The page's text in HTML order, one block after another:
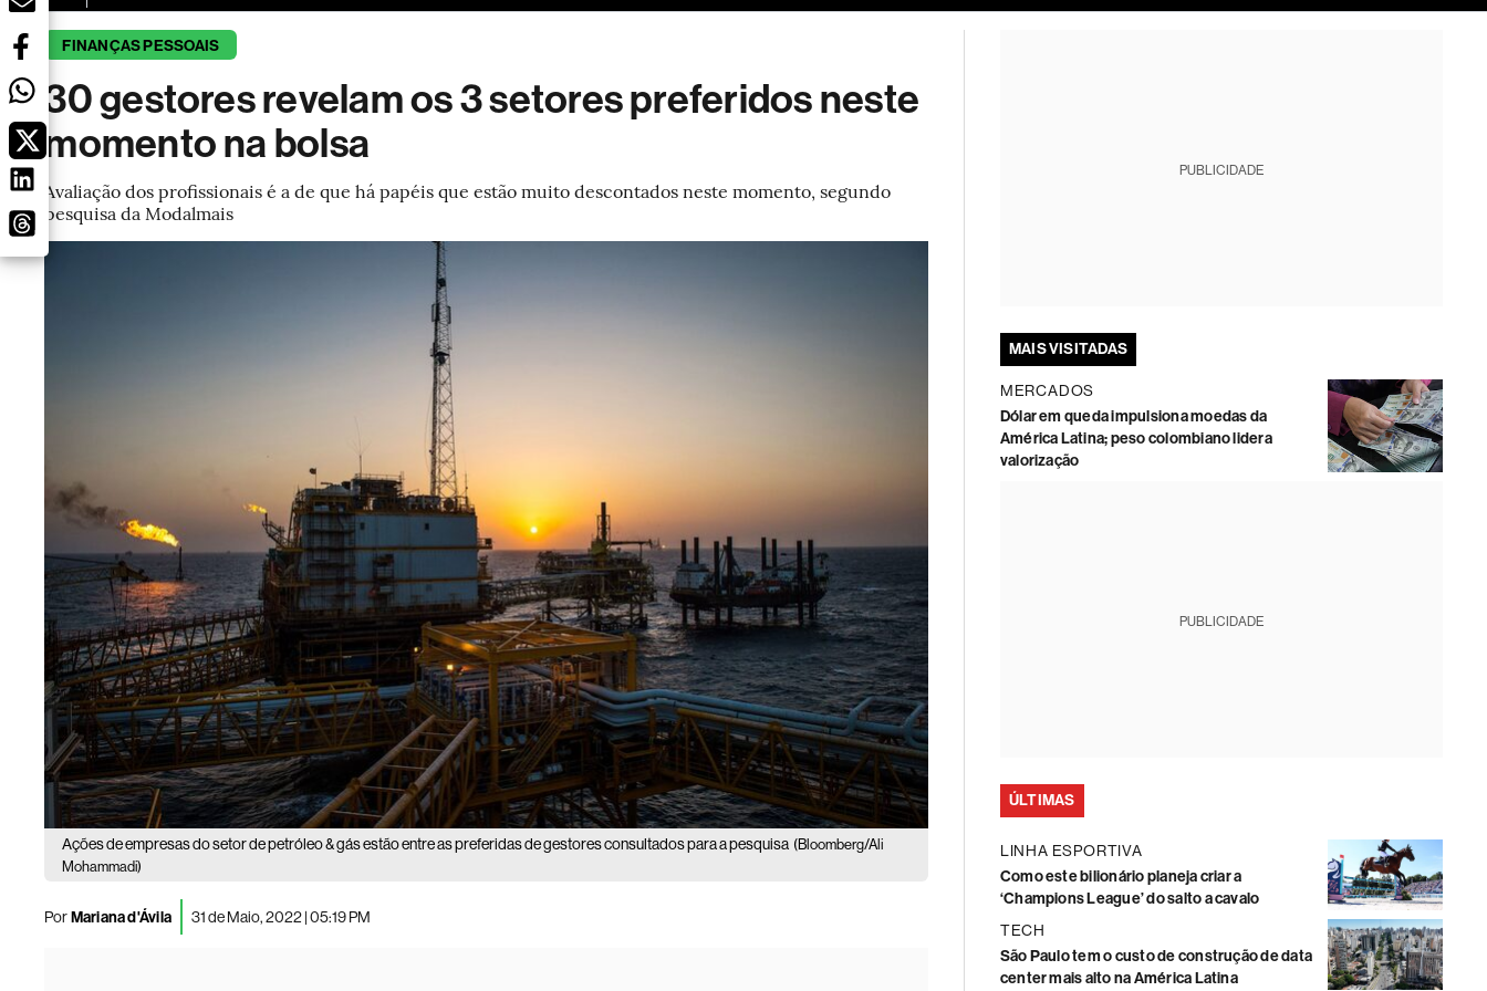
FINANÇAS PESSOAIS
30 gestores revelam os 3 setores preferidos neste
momento na bolsa
Avaliação dos profissionais é a de que há papéis que estão muito descontados neste momento, segundo
pesquisa da Modalmais
Ações de empresas do setor de petróleo & gás estão entre as preferidas de gestores consultados para a pesquisa (Bloomberg/Ali
Mohammadi)
PorMariana d'Ávila 31 de Maio, 2022 | 05:19 PM
PUBLICIDADE
MAIS VISITADAS
MERCADOS
Dólar em queda impulsiona moedas da
América Latina; peso colombiano lidera
valorização
PUBLICIDADE
ÚLTIMAS
LINHA ESPORTIVA
Como este bilionário planeja criar a
‘Champions League’ do salto a cavalo
TECH
São Paulo tem o custo de construção de data
center mais alto na América Latina